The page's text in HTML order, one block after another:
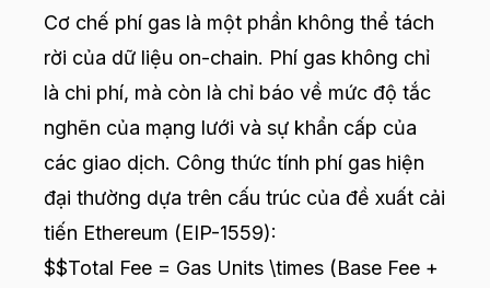
Cơ chế phí gas là một phần không thể tách
rời của dữ liệu on-chain. Phí gas không chỉ
là chi phí, mà còn là chỉ báo về mức độ tắc
nghẽn của mạng lưới và sự khẩn cấp của
các giao dịch. Công thức tính phí gas hiện
đại thường dựa trên cấu trúc của đề xuất cải
tiến Ethereum (EIP-1559):
$$Total Fee = Gas Units \times (Base Fee +